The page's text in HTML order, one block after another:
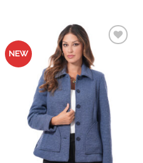
NEW
lista de
deseos